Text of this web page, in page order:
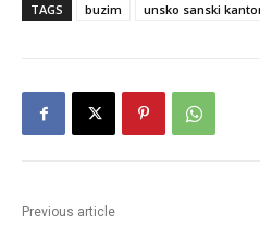
TAGS buzim unsko sanski
Previous article